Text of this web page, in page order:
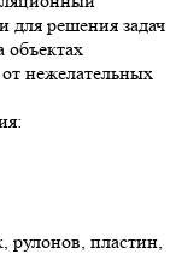
для решения задач
нежелательных
пластин,